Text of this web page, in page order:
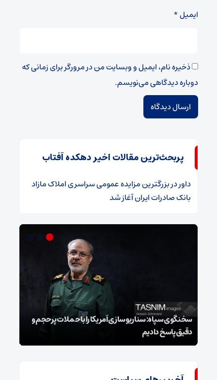
ایمیل*
ذخیره نام، ایمیل و وبسایت من در مرورگر برای زمانی که
دوباره دیدگاهی می‌نویسم.
پربحث‌ترین مقالات اخیر دهکده آفتاب
داوردر​بزرگترین مزایده عمومی سراسری املاک مازاد
بانک صادرات ایران آغاز شد
سخنگوی سپاه: سناریوسازی آمریکا را با حملات پرحجم‌‌ و
دقیق‌ پاسخ دادیم